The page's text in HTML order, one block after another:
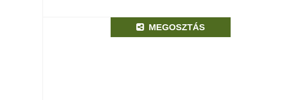
MEGOSZTÁS